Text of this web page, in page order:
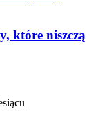
które niszczą